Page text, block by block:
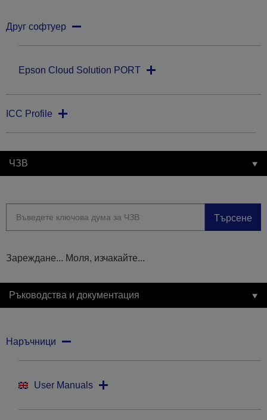
Друг софтуер
Epson Cloud Solution PORT
ICC Profile
ЧЗВ
Търсене
Зареждане... Моля, изчакайте...
Ръководства и документация
Наръчници
User Manuals